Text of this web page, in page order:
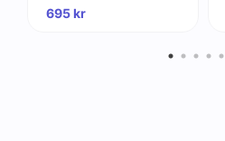
695kr